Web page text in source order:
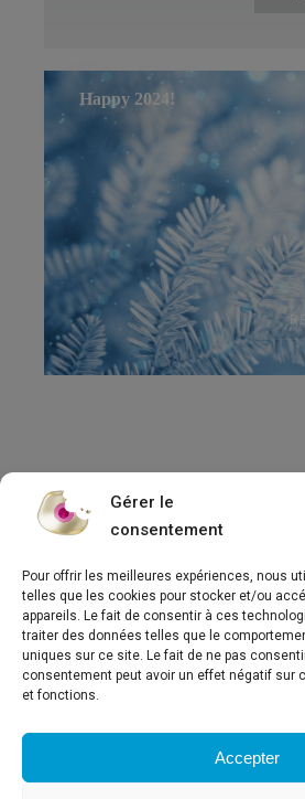
Gérer le
consentement
Pour offrir les meilleures expériences, nous
telles que les cookies pour stocker et/ou
appareils. Le fait de consentir à ces
traiter des données telles que le
uniques sur ce site. Le fait de ne pas
consentement peut avoir un effet négatif sur
et fonctions.
Accepter
Happy 2024!
Concept
News
Contact us